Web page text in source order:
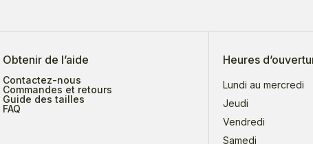
Obtenir de l’aide
Contactez-nous
Commandes et retours
Guide des tailles
FAQ
Heures
Lundi au mercredi
Jeudi
Vendredi
Samedi